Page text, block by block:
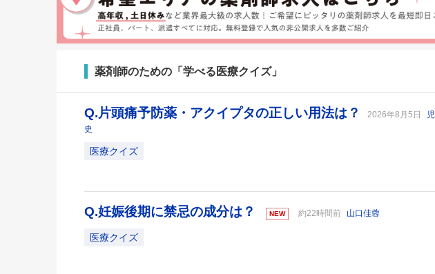
薬剤師のための「学べる医療クイズ」
Q.片頭痛予防薬・アクイプタの正しい用法は？ 2026年8月5日
史
医療クイズ
Q.妊娠後期に禁忌の成分は？ NEW 約22時間前 山口佳蓉
医療クイズ